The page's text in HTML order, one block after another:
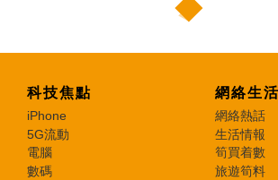
科技焦點
iPhone
5G流動
電腦
數碼
網絡生活
網絡熱話
生活情報
筍買着數
旅遊筍料